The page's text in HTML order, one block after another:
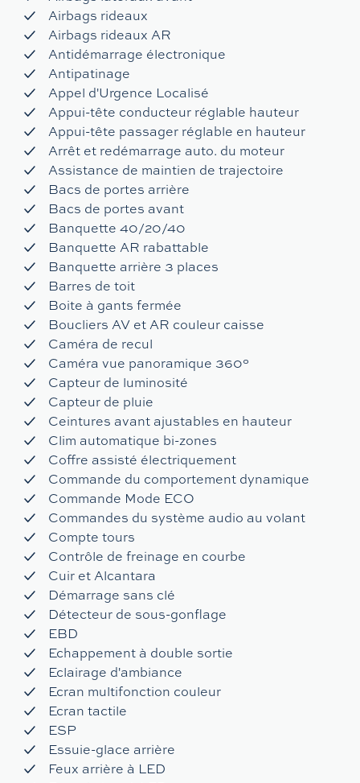
Airbags rideaux
Airbags rideaux AR
Antidémarrage électronique
Antipatinage
Appel d'Urgence Localisé
Appui-tête conducteur réglable hauteur
Appui-tête passager réglable en hauteur
Arrêt et redémarrage auto. du moteur
Assistance de maintien de trajectoire
Bacs de portes arrière
Bacs de portes avant
Banquette 40/20/40
Banquette AR rabattable
Banquette arrière 3 places
Barres de toit
Boite à gants fermée
Boucliers AV et AR couleur caisse
Caméra de recul
Caméra vue panoramique 360°
Capteur de luminosité
Capteur de pluie
Ceintures avant ajustables en hauteur
Clim automatique bi-zones
Coffre assisté électriquement
Commande du comportement dynamique
Commande Mode ECO
Commandes du système audio au volant
Compte tours
Contrôle de freinage en courbe
Cuir et Alcantara
Démarrage sans clé
Détecteur de sous-gonflage
EBD
Echappement à double sortie
Eclairage d'ambiance
Ecran multifonction couleur
Ecran tactile
ESP
Essuie-glace arrière
Feux arrière à LED